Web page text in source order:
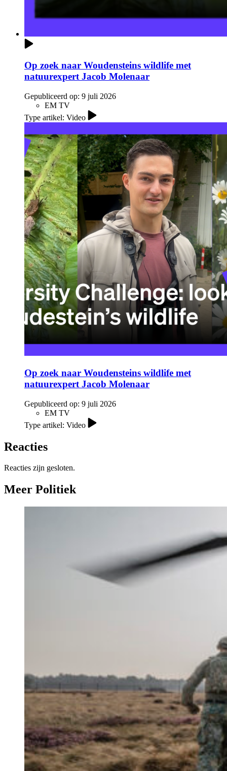
Op zoek naar Woudensteins wildlife met
natuurexpert Jacob Molenaar
Gepubliceerd op: 9 juli 2026
EM TV
Type artikel: Video
Op zoek naar Woudensteins wildlife met
natuurexpert Jacob Molenaar
Gepubliceerd op: 9 juli 2026
EM TV
Type artikel: Video
Reacties
Reacties zijn gesloten.
Meer Politiek